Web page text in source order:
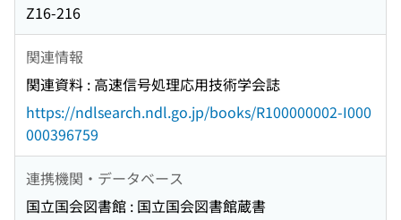
Z16-216
関連情報
関連資料 : 高速信号処理応用技術学会誌
https://ndlsearch.ndl.go.jp/books/R100000002-I000
000396759
連携機関・データベース
国立国会図書館 : 国立国会図書館蔵書